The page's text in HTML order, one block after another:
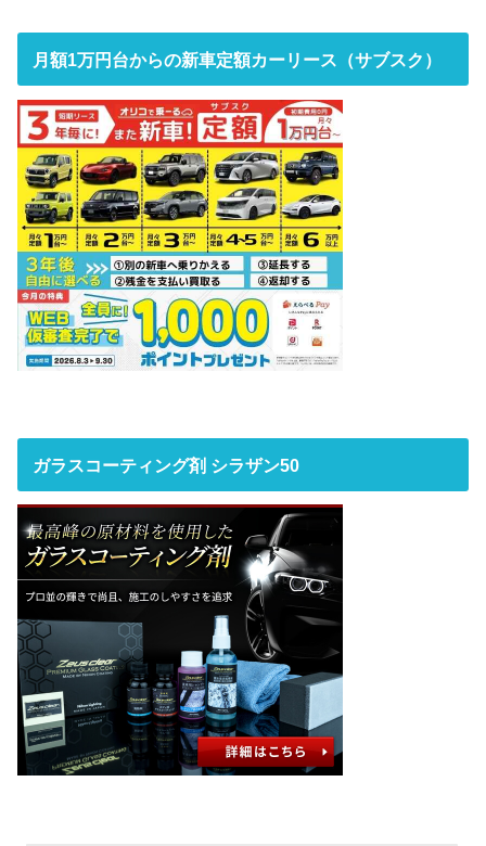
月額1万円台からの新車定額カーリース（サブスク）
ガラスコーティング剤 シラザン50